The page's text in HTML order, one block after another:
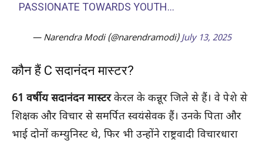
PASSIONATE TOWARDS YOUTH…
— Narendra Modi (@narendramodi)July 13, 2025
कौन हैं C सदानंदन मास्टर?
61 वर्षीय सदानंदन मास्टरकेरल के कन्नूर जिले से हैं। वे पेशे से
शिक्षक और विचार से समर्पित स्वयंसेवक हैं। उनके पिता और
भाई दोनों कम्युनिस्ट थे, फिर भी उन्होंने राष्ट्रवादी विचारधारा